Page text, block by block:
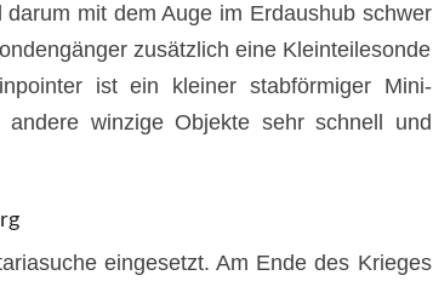
mit dem Auge im Erdaushub schwer
zusätzlich eine Kleinteilesonde
ist ein kleiner stabförmiger Mini-
winzige Objekte sehr schnell und
eingesetzt. Am Ende des Krieges